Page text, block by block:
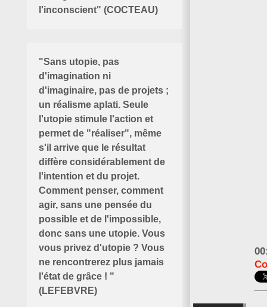
l'inconscient" (COCTEAU)
"Sans utopie, pas
d'imagination ni
d'imaginaire, pas de projets ;
un réalisme aplati. Seule
l'utopie stimule l'action et
permet de "réaliser", même
s'il arrive que le résultat
diffère considérablement de
l'intention et du projet.
Comment penser, comment
agir, sans une pensée du
possible et de l'impossible,
donc sans une utopie. Vous
vous privez d'utopie ? Vous
ne rencontrerez plus jamais
l'état de grâce ! "
(LEFEBVRE)